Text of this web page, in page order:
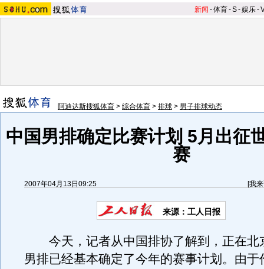
新闻 -体育-S-娱乐-
阿迪达斯搜狐体育 > 综合体育 > 排球 > 男子排球动态
中国男排确定比赛计划 5月出征
赛
2007年04月13日09:25 [我
来源：工人日报
今天，记者从中国排协了解到，正在北
男排已经基本确定了今年的赛事计划。由于